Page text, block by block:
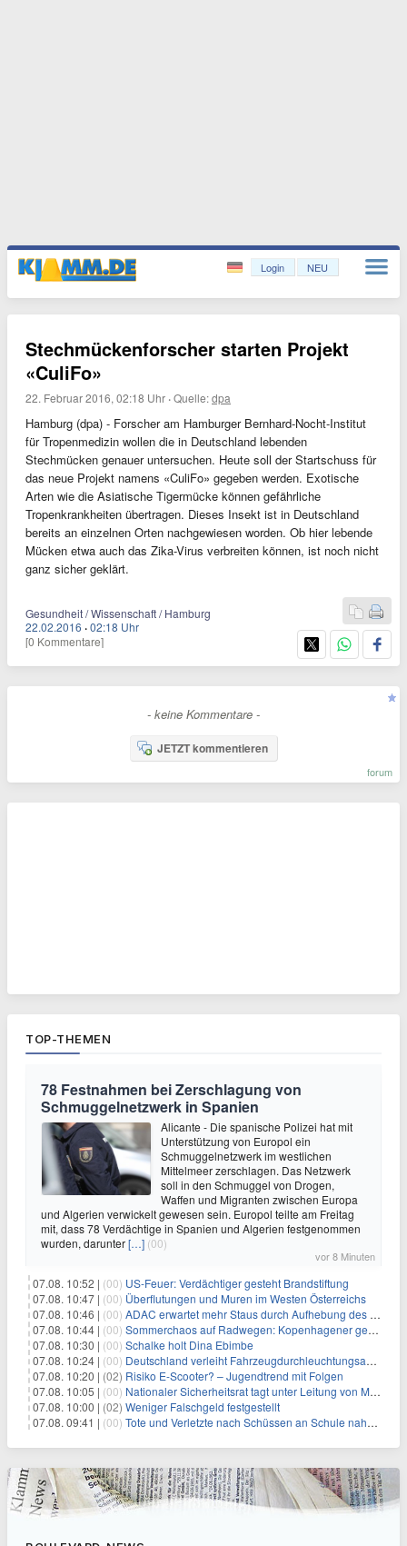
Login NEU
Stechmückenforscher starten Projekt
«CuliFo»
22. Februar 2016, 02:18 Uhr ·Quelle:dpa
Hamburg (dpa) - Forscher am Hamburger Bernhard-Nocht-Institut
für Tropenmedizin wollen die in Deutschland lebenden
Stechmücken genauer untersuchen. Heute soll der Startschuss für
das neue Projekt namens «CuliFo» gegeben werden. Exotische
Arten wie die Asiatische Tigermücke können gefährliche
Tropenkrankheiten übertragen. Dieses Insekt ist in Deutschland
bereits an einzelnen Orten nachgewiesen worden. Ob hier lebende
Mücken etwa auch das Zika-Virus verbreiten können, ist noch nicht
ganz sicher geklärt.
Gesundheit / Wissenschaft / Hamburg
22.02.2016 ·02:18 Uhr
[0 Kommentare]
- keine Kommentare -
JETZT kommentieren
forum
TOP-THEMEN
78 Festnahmen bei Zerschlagung von
Schmuggelnetzwerk in Spanien
Alicante - Die spanische Polizei hat mit
Unterstützung von Europol ein
Schmuggelnetzwerk im westlichen
Mittelmeer zerschlagen. Das Netzwerk
soll in den Schmuggel von Drogen,
Waffen und Migranten zwischen Europa
und Algerien verwickelt gewesen sein. Europol teilte am Freitag
mit, dass 78 Verdächtige in Spanien und Algerien festgenommen
wurden, darunter[…] (00)
vor 8 Minuten
07.08. 10:52 | (00) US-Feuer: Verdächtiger gesteht Brandstiftung
07.08. 10:47 | (00) Überflutungen und Muren im Westen Österreichs
07.08. 10:46 | (00) ADAC erwartet mehr Staus durch Aufhebung des Lkw-Fahrverbots
07.08. 10:44 | (00) Sommerchaos auf Radwegen: Kopenhagener genervt von Touristen
07.08. 10:30 | (00) Schalke holt Dina Ebimbe
07.08. 10:24 | (00) Deutschland verleiht Fahrzeugdurchleuchtungsanlagen an Israel
07.08. 10:20 | (02) Risiko E-Scooter? – Jugendtrend mit Folgen
07.08. 10:05 | (00) Nationaler Sicherheitsrat tagt unter Leitung von Merz
07.08. 10:00 | (02) Weniger Falschgeld festgestellt
07.08. 09:41 | (00) Tote und Verletzte nach Schüssen an Schule nahe Bangkok